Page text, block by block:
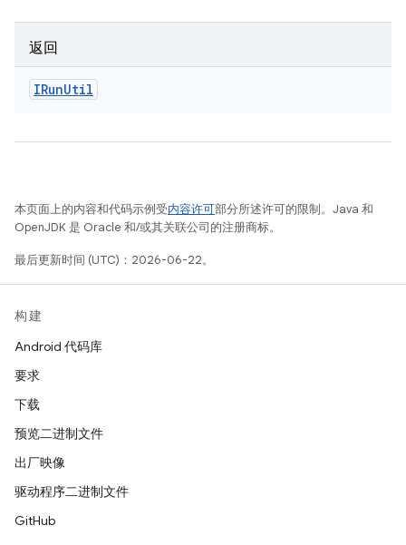
返回
IRunUtil
本页面上的内容和代码示例受内容许可部分所述许可的限制。Java 和
OpenJDK 是 Oracle 和/或其关联公司的注册商标。
最后更新时间 (UTC)：2026-06-22。
构建
Android 代码库
要求
下载
预览二进制文件
出厂映像
驱动程序二进制文件
GitHub